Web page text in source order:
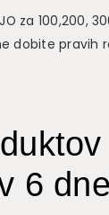
za 100,200,
dobite pravih
6